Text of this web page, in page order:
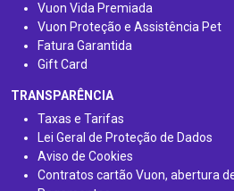
Vuon Vida Premiada
Vuon Proteção e Assistência Pet
Fatura Garantida
Gift Card
TRANSPARÊNCIA
Taxas e Tarifas
Lei Geral de Proteção de Dados
Aviso de Cookies
Contratos cartão Vuon, abertura